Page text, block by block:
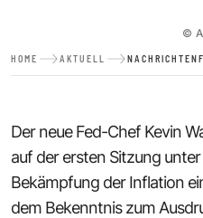
©
HOME AKTUELL
Der neue Fed-Chef Kevin
auf der ersten Sitzung
Bekämpfung der Inflation
dem Bekenntnis zum